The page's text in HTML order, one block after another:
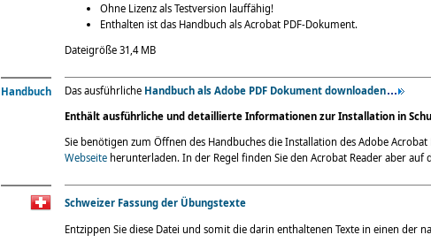
Ohne Lizenz als Testversion lauffähig!
Enthalten ist das Handbuch als Acrobat PDF-Dokument.
Dateigröße 31,4 MB
Handbuch Das ausführliche Handbuch als Adobe PDF Dokument downloaden
Enthält ausführliche und detaillierte Informationen zur Installation in
Sie benötigen zum Öffnen des Handbuches die Installation des Adobe
Webseite herunterladen. In der Regel finden Sie den Acrobat Reader aber
Schweizer Fassung der Übungstexte
Entzippen Sie diese Datei und somit die darin enthaltenen Texte in einen der